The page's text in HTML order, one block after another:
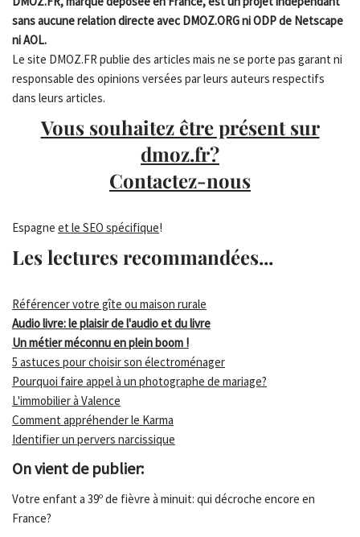
sans aucune relation directe avec DMOZ.ORG ni ODP de Netscape
ni AOL.
Le site DMOZ.FR publie des articles mais ne se porte pas garant ni
responsable des opinions versées par leurs auteurs respectifs
dans leurs articles.
Vous souhaitez être présent sur
dmoz.fr?
Contactez-nous
Espagne et le SEO spécifique!
Les lectures recommandées...
Référencer votre gîte ou maison rurale
Audio livre: le plaisir de l'audio et du livre
Un métier méconnu en plein boom !
5 astuces pour choisir son électroménager
Pourquoi faire appel à un photographe de mariage?
L'immobilier à Valence
Comment appréhender le Karma
Identifier un pervers narcissique
On vient de publier:
Votre enfant a 39º de fièvre à minuit: qui décroche encore en
France?